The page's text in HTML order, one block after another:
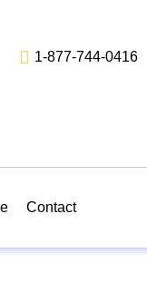
1-877-744-0416
Contact